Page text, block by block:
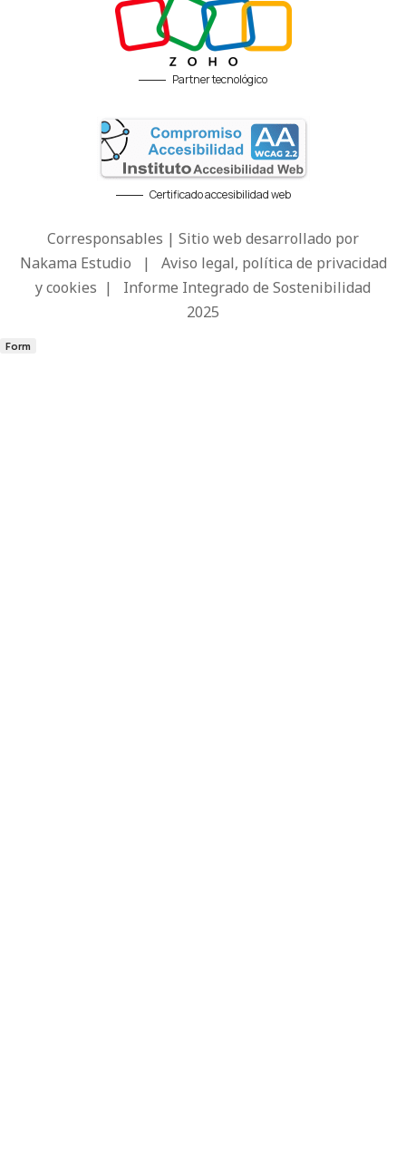
Partner tecnológico
Certificado accesibilidad web
Corresponsables | Sitio web desarrollado por
Nakama Estudio | Aviso legal, política de privacidad
y cookies | Informe Integrado de Sostenibilidad
2025
Form